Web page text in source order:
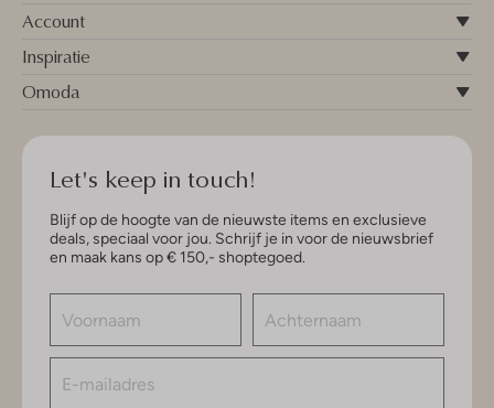
Account
Inspiratie
Omoda
Let's keep in touch!
Blijf op de hoogte van de nieuwste items en exclusieve
deals, speciaal voor jou. Schrijf je in voor de nieuwsbrief
en maak kans op € 150,- shoptegoed.